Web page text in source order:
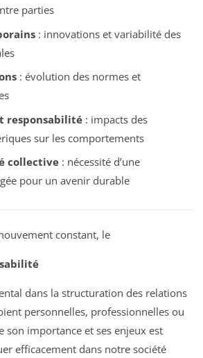
parties
: innovations et variabilité des
: évolution des normes et
responsabilité: impacts des
sur les comportements
collective: nécessité d’une
pour un avenir durable
constant, le
dans la structuration des relations
personnelles, professionnelles ou
son importance et ses enjeux est
efficacement dans notre société